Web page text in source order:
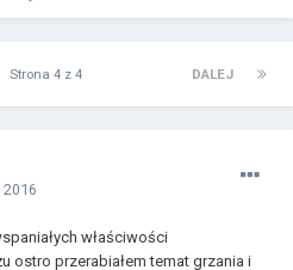
DALEJ
Strona 4 z 4
właściwości
ostro przerabiałem temat grzania i